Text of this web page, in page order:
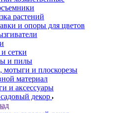
растений
и опоры для цветов
сетки
и пилы
мотыги и плоскорезы
материал
и аксессуары
декор